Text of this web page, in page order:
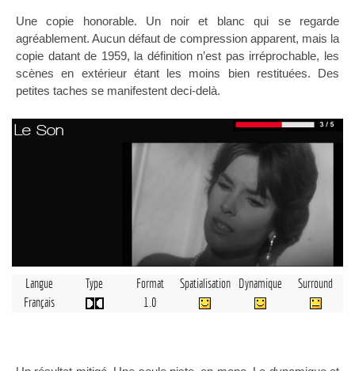
Une copie honorable. Un noir et blanc qui se regarde
agréablement. Aucun défaut de compression apparent, mais la
copie datant de 1959, la définition n’est pas irréprochable, les
scènes en extérieur étant les moins bien restituées. Des
petites taches se manifestent deci-delà.
Le Son
Langue Type Format Spatialisation Dynamique
Surround
Français
1.0